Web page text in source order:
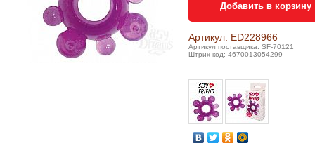
Добавить в корзину
Артикул: ED228966
Артикул поставщика: SF-70121
Штрих-код: 4670013054299